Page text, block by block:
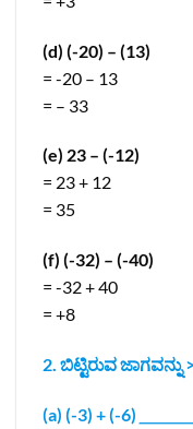
(d) (-20) – (13)
= -20 – 13
= – 33
(e) 23 – (-12)
= 23 + 12
= 35
(f) (-32) – (-40)
= -32 + 40
= +8
2. ಬಿಟ್ಟಿರುವ
(a) (-3) + (-6)